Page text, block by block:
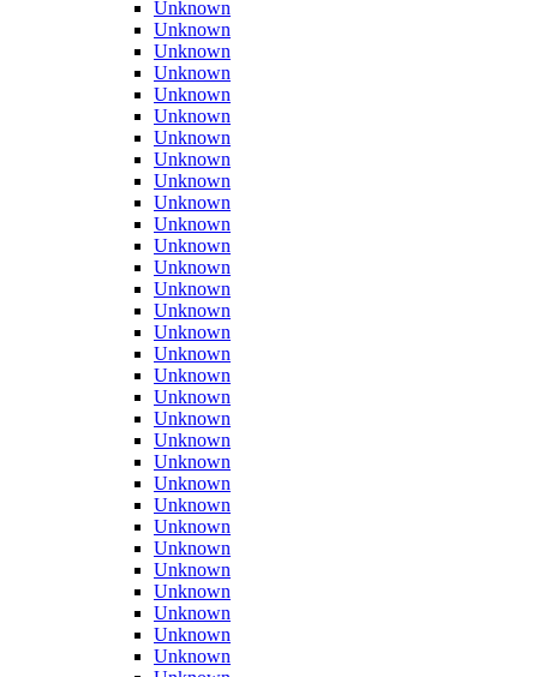
Unknown
Unknown
Unknown
Unknown
Unknown
Unknown
Unknown
Unknown
Unknown
Unknown
Unknown
Unknown
Unknown
Unknown
Unknown
Unknown
Unknown
Unknown
Unknown
Unknown
Unknown
Unknown
Unknown
Unknown
Unknown
Unknown
Unknown
Unknown
Unknown
Unknown
Unknown